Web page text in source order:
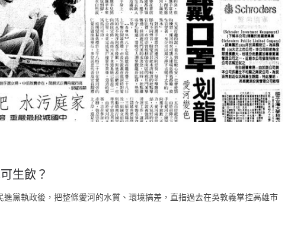
生飲？
黨執政後，把整條愛河的水質、環境搞差，直指過去在吳敦義掌控高雄市